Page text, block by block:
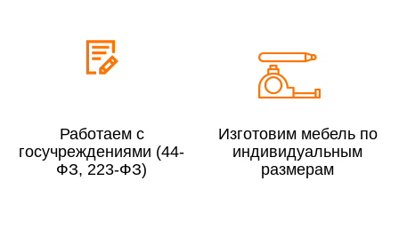
Сборка по Московской области при заказе:
До 300 000 руб.
Работаем с
госучреждениями (44-
ФЗ, 223-ФЗ)
Изготовим мебель по
индивидуальным
размерам